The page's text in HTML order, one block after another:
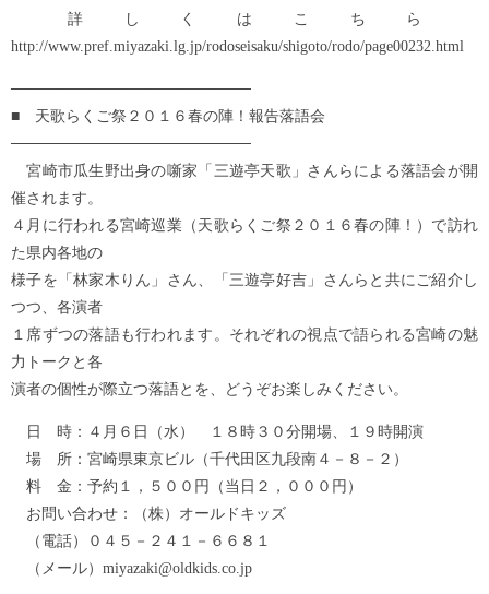
詳しくはこちら
http://www.pref.miyazaki.lg.jp/rodoseisaku/shigoto/rodo/page00232.html
──────────────────────
■ 天歌らくご祭２０１６春の陣！報告落語会
──────────────────────
宮崎市瓜生野出身の噺家「三遊亭天歌」さんらによる落語会が開
催されます。
４月に行われる宮崎巡業（天歌らくご祭２０１６春の陣！）で訪れ
た県内各地の
様子を「林家木りん」さん、「三遊亭好吉」さんらと共にご紹介し
つつ、各演者
１席ずつの落語も行われます。それぞれの視点で語られる宮崎の魅
力トークと各
演者の個性が際立つ落語とを、どうぞお楽しみください。
日 時：４月６日（水） １８時３０分開場、１９時開演
場 所：宮崎県東京ビル（千代田区九段南４－８－２）
料 金：予約１，５００円（当日２，０００円）
お問い合わせ：（株）オールドキッズ
（電話）０４５－２４１－６６８１
（メール）miyazaki@oldkids.co.jp